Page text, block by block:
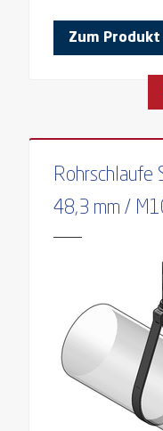
Zum Produkt
Rohrschlaufe
48,3 mm /